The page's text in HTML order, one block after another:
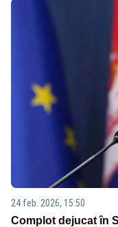
24 feb. 2026, 15:50
Complot dejucat în